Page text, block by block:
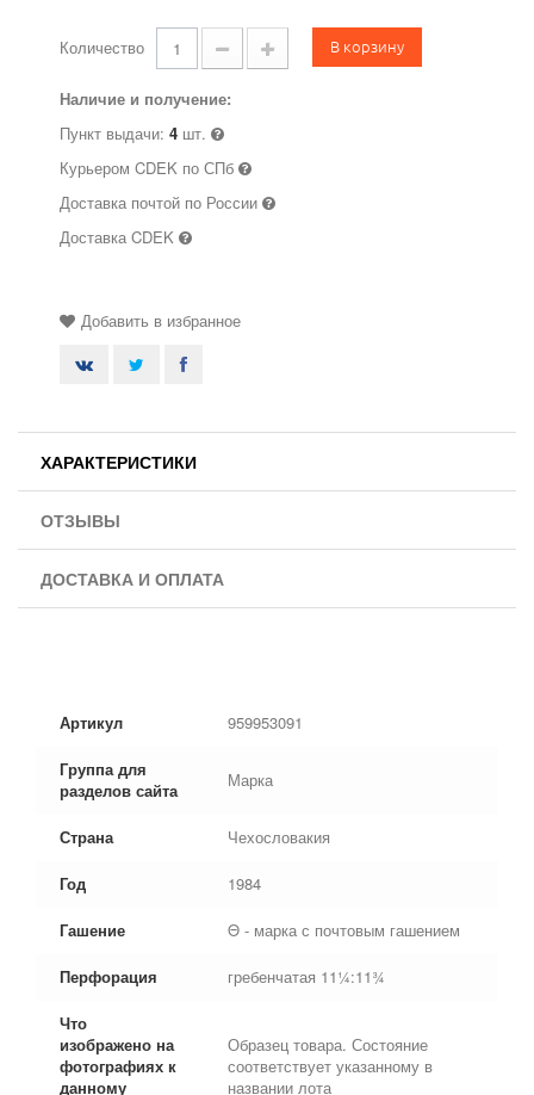
Количество В корзину
Наличие и получение:
Пункт выдачи: 4 шт.
Курьером CDEK по СПб
Доставка почтой по России
Доставка CDEK
Добавить в избранное
ХАРАКТЕРИСТИКИ
ОТЗЫВЫ
ДОСТАВКА И ОПЛАТА
Артикул 959953091
Группа для
разделов сайта
Марка
Страна Чехословакия
Год 1984
Гашение Θ - марка с почтовым гашением
Перфорация гребенчатая 11¼:11¾
Что
изображено на
фотографиях к
данному
Образец товара. Состояние
соответствует указанному в
названии лота